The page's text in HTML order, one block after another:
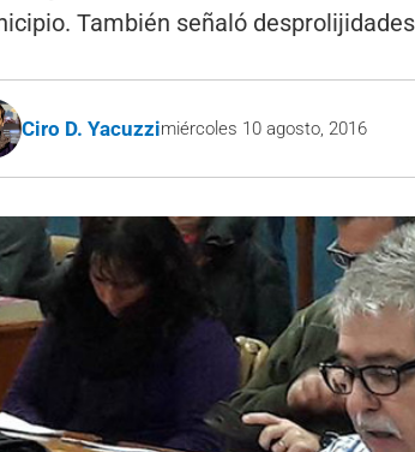
También señaló
Ciro D. Yacuzzimiércoles 10 agosto, 2016